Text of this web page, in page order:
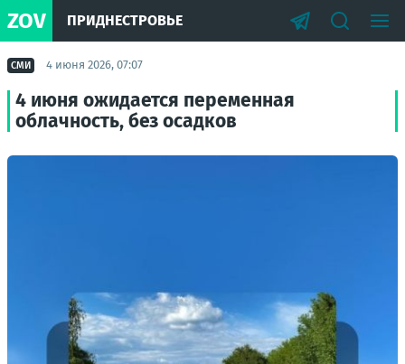
ZOV ПРИДНЕСТРОВЬЕ
СМИ 4 июня 2026, 07:07
4 июня ожидается переменная
облачность, без осадков